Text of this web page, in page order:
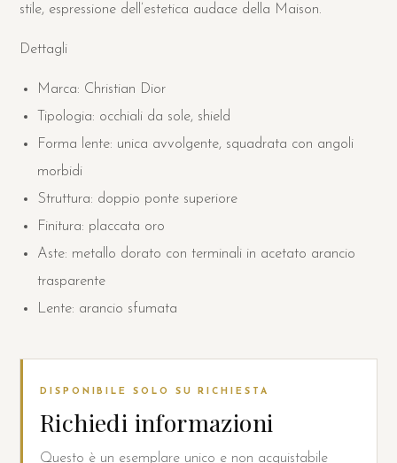
stile, espressione dell’estetica audace della Maison.
Dettagli
Marca: Christian Dior
Tipologia: occhiali da sole, shield
Forma lente: unica avvolgente, squadrata con angoli
morbidi
Struttura: doppio ponte superiore
Finitura: placcata oro
Aste: metallo dorato con terminali in acetato arancio
trasparente
Lente: arancio sfumata
DISPONIBILE SOLO SU RICHIESTA
Richiedi informazioni
Questo è un esemplare unico e non acquistabile